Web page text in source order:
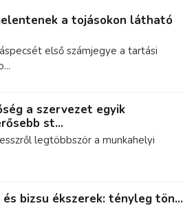
a tojásokon látható
első számjegye a tartási
a szervezet egyik
st...
legtöbbször a munkahelyi
és bizsu ékszerek: tényleg tön...